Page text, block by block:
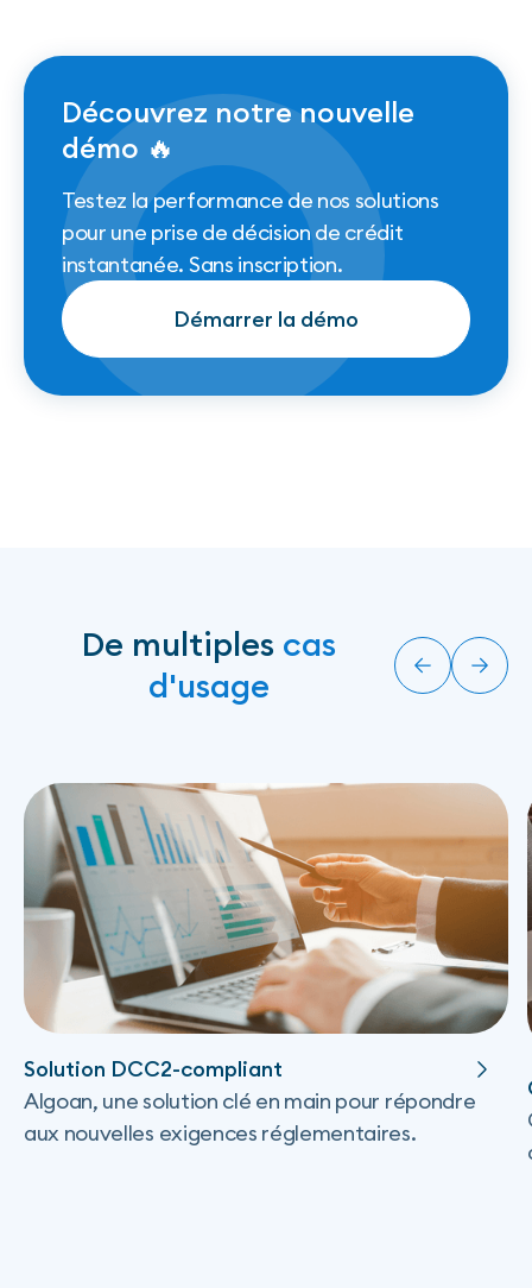
Découvrez notre nouvelle
démo 🔥
Testez la performance de nos solutions
pour une prise de décision de crédit
instantanée. Sans inscription.
Démarrer la démo
Démarrer la démo
De multiples cas
d'usage
Solution DCC2-compliant
Algoan, une solution clé en main pour répondre
aux nouvelles exigences réglementaires.